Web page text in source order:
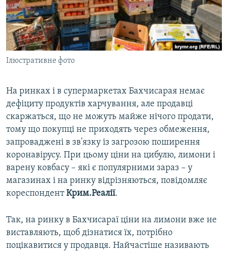
ВІДЕОУРОКИ «ELIFBE»
СВІДЧЕННЯ ОКУПАЦІЇ
УКРАЇНСЬКА ПРОБЛЕМА КРИМУ
ІНФОГРАФІКА
Русский
Qırımtatar
ДОЛУЧАЙСЯ!
Усі сайти RFE/RL
Ілюстративне фото
На ринках і в супермаркетах Бахчисарая немає
дефіциту продуктів харчування, але продавці
скаржаться, що не можуть майже нічого продати,
тому що покупці не приходять через обмеження,
запроваджені в зв'язку із загрозою поширення
коронавірусу. При цьому ціни на цибулю, лимони і
варену ковбасу – які є популярними зараз – у
магазинах і на ринку відрізняються, повідомляє
кореспондентКрим.Реалії.
Так, на ринку в Бахчисараї ціни на лимони вже не
виставляють, щоб дізнатися їх, потрібно
поцікавитися у продавця. Найчастіше називають